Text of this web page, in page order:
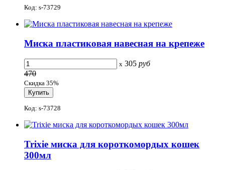
Код: s-73729
Миска пластиковая навесная на крепеже
x 305 руб
470
Скидка 35%
Код: s-73728
Trixie миска для короткомордых кошек
300мл